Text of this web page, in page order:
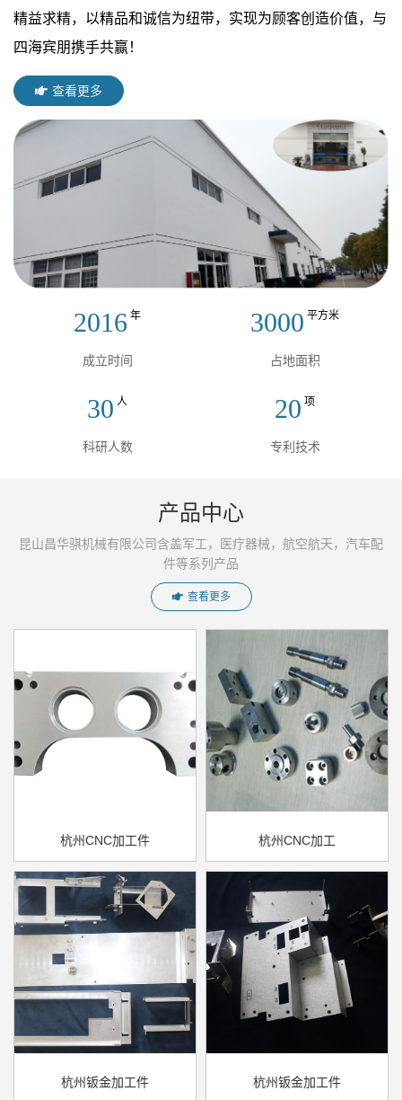
精益求精，以精品和诚信为纽带，实现为顾客创造价值，与
四海宾朋携手共赢！
查看更多
2016 年
成立时间
3000 平方米
占地面积
30 人
科研人数
20 项
专利技术
产品中心
昆山昌华骐机械有限公司含盖军工，医疗器械，航空航天，汽车配
件等系列产品
查看更多
杭州CNC加工件 杭州CNC加工
杭州钣金加工件 杭州钣金加工件